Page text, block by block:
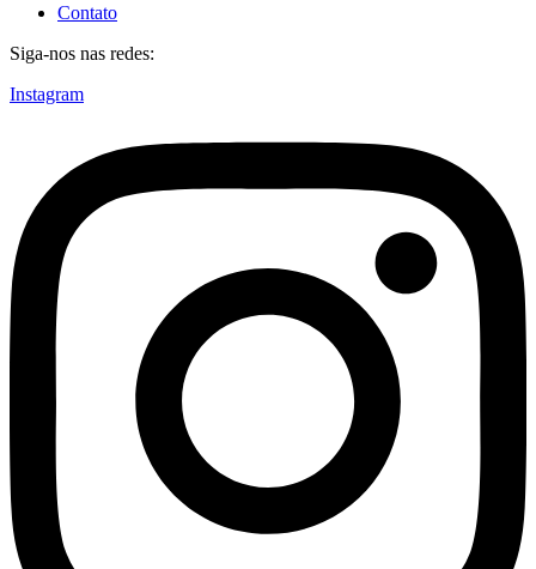
Contato
Siga-nos nas redes:
Instagram